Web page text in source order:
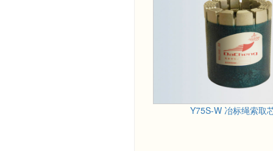
Y75S-W 冶标绳索取